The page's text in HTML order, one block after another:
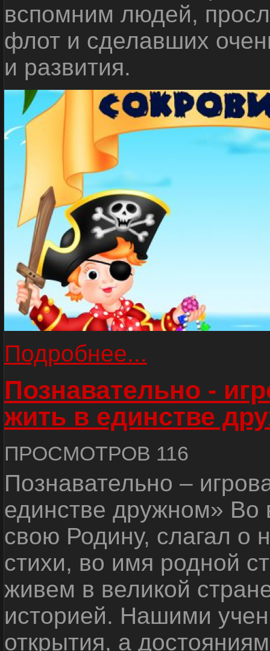
вспомним людей,
флот и сделавших
и развития.
Подробнее...
Познавательно -
жить в единстве
ПРОСМОТРОВ 116
Познавательно –
единстве дружном»
свою Родину, слагал о
стихи, во имя родной
живем в великой
историей. Нашими
открытия, а